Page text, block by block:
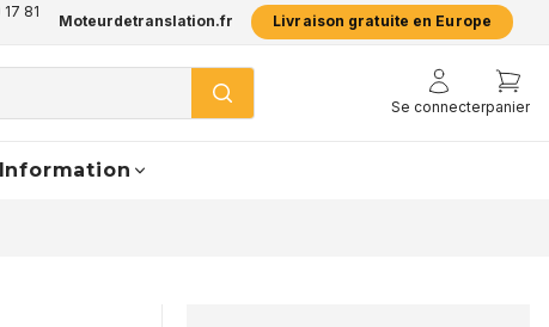
81
Moteurdetranslation.fr Livraison gratuite en Europe
Se connecterpanier
Information